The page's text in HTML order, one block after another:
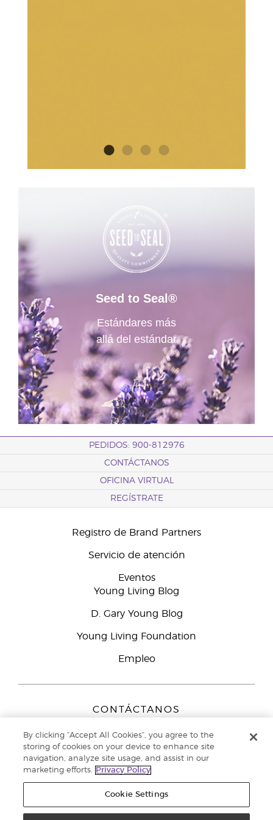
Seed to Seal®
Estándares más
allá del estándar
PEDIDOS: 900-812976
CONTÁCTANOS
OFICINA VIRTUAL
REGÍSTRATE
Registro de Brand Partners
Servicio de atención
Eventos
Young Living Blog
D. Gary Young Blog
Young Living Foundation
Empleo
CONTÁCTANOS
Peizerweg 97
9727 AJ Groningen
Netherlands
Servicio de atención:900-812976
By clicking “Accept All Cookies”, you agree to the
storing of cookies on your device to enhance site
navigation, analyze site usage, and assist in our
marketing efforts.
Privacy Policy
Cookie Settings